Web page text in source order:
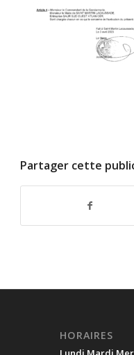
Partager cette
HORAIRES